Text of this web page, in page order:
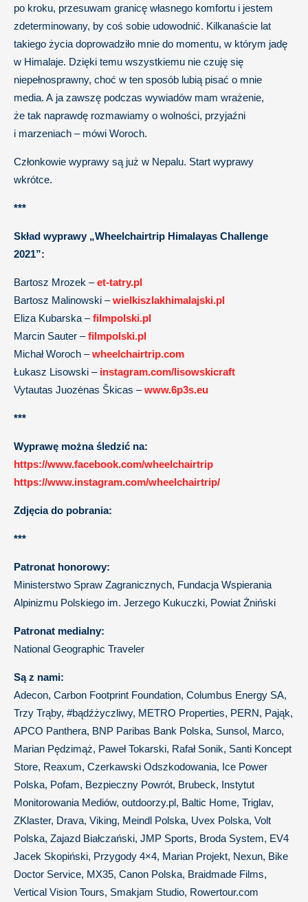
po kroku, przesuwam granicę własnego komfortu i jestem
zdeterminowany, by coś sobie udowodnić. Kilkanaście lat
takiego życia doprowadziło mnie do momentu, w którym jadę
w Himalaje. Dzięki temu wszystkiemu nie czuję się
niepełnosprawny, choć w ten sposób lubią pisać o mnie
media. A ja zawszę podczas wywiadów mam wrażenie,
że tak naprawdę rozmawiamy o wolności, przyjaźni
i marzeniach – mówi Woroch.
Członkowie wyprawy są już w Nepalu. Start wyprawy
wkrótce.
***
Skład wyprawy „Wheelchairtrip Himalayas Challenge
2021”:
Bartosz Mrozek –et-tatry.pl
Bartosz Malinowski –wielkiszlakhimalajski.pl
Eliza Kubarska –filmpolski.pl
Marcin Sauter –filmpolski.pl
Michał Woroch –wheelchairtrip.com
Łukasz Lisowski – instagram.com/lisowskicraft
Vytautas Juozėnas Škicas –www.6p3s.eu
***
Wyprawę można śledzić na:
https://www.facebook.com/wheelchairtrip
https://www.instagram.com/wheelchairtrip/
Zdjęcia do pobrania:
***
Patronat honorowy:
Ministerstwo Spraw Zagranicznych, Fundacja Wspierania
Alpinizmu Polskiego im. Jerzego Kukuczki, Powiat Żniński
Patronat medialny:
National Geographic Traveler
Są z nami:
Adecon, Carbon Footprint Foundation, Columbus Energy SA,
Trzy Trąby, #bądźżyczliwy, METRO Properties, PERN, Pająk,
APCO Panthera, BNP Paribas Bank Polska, Sunsol, Marco,
Marian Pędzimąż, Paweł Tokarski, Rafał Sonik, Santi Koncept
Store, Reaxum, Czerkawski Odszkodowania, Ice Power
Polska, Pofam, Bezpieczny Powrót, Brubeck, Instytut
Monitorowania Mediów, outdoorzy.pl, Baltic Home, Triglav,
ZKlaster, Drava, Viking, Meindl Polska, Uvex Polska, Volt
Polska, Zajazd Białczański, JMP Sports, Broda System, EV4
Jacek Skopiński, Przygody 4×4, Marian Projekt, Nexun, Bike
Doctor Service, MX35, Canon Polska, Braidmade Films,
Vertical Vision Tours, Smakjam Studio, Rowertour.com